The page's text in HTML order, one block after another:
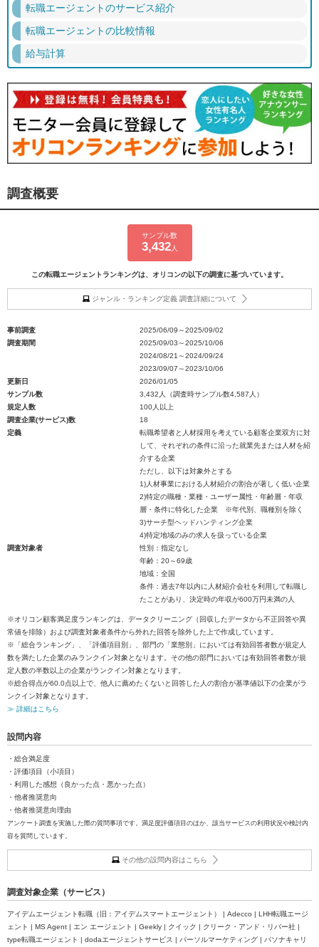
転職エージェントのサービス紹介
転職エージェントの比較情報
給与計算
調査概要
サンプル数
3,432人
この転職エージェントランキングは、オリコンの以下の調査に基づいています。
ジャンル・ランキング定義 調査詳細について
事前調査
2025/06/09～2025/09/02
調査期間
2025/09/03～2025/10/06
2024/08/21～2024/09/24
2023/09/07～2023/10/06
更新日
2026/01/05
サンプル数
3,432人（調査時サンプル数4,587人）
規定人数
100人以上
調査企業(サービス)数
18
定義
転職希望者と人材採用を考えている顧客企業双方に対
して、それぞれの条件に沿った就業先または人材を紹
介する企業
ただし、以下は対象外とする
1)人材事業における人材紹介の割合が著しく低い企業
2)特定の職種・業種・ユーザー属性・年齢層・年収
層・条件に特化した企業 ※年代別、職種別を除く
3)サーチ型ヘッドハンティング企業
4)特定地域のみの求人を扱っている企業
調査対象者
性別：指定なし
年齢：20～69歳
地域：全国
条件：過去7年以内に人材紹介会社を利用して転職し
たことがあり、決定時の年収が600万円未満の人
※オリコン顧客満足度ランキングは、データクリーニング（回収したデータから不正回答や異
常値を排除）および調査対象者条件から外れた回答を除外した上で作成しています。
※「総合ランキング」、「評価項目別」、部門の「業態別」においては有効回答者数が規定人
数を満たした企業のみランクイン対象となります。その他の部門においては有効回答者数が規
定人数の半数以上の企業がランクイン対象となります。
※総合得点が60.0点以上で、他人に薦めたくないと回答した人の割合が基準値以下の企業がラ
ンクイン対象となります。
≫ 詳細はこちら
設問内容
・総合満足度
・評価項目（小項目）
・利用した感想（良かった点・悪かった点）
・他者推奨意向
・他者推奨意向理由
アンケート調査を実施した際の質問事項です。満足度評価項目のほか、該当サービスの利用状況や検討内
容を質問しています。
その他の設問内容はこちら
調査対象企業（サービス）
アイデムエージェント転職（旧：アイデムスマートエージェント） | Adecco | LHH転職エージ
ェント | MS Agent | エン エージェント | Geekly | クイック | クリーク・アンド・リバー社 |
type転職エージェント | dodaエージェントサービス | パーソルマーケティング | パソナキャリ